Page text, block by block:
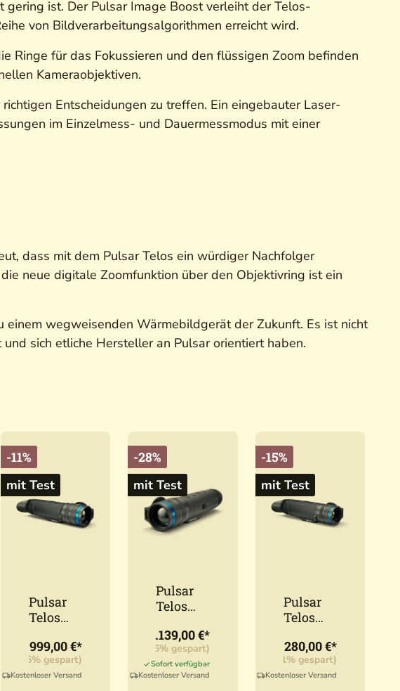
ist. Der Pulsar Image Boost verleiht der Telos-
von Bildverarbeitungsalgorithmen erreicht wird.
Ringe für das Fokussieren und den flüssigen Zoom befinden
Kameraobjektiven.
Entscheidungen zu treffen. Ein eingebauter Laser-
im Einzelmess- und Dauermessmodus mit einer
dass mit dem Pulsar Telos ein würdiger Nachfolger
neue digitale Zoomfunktion über den Objektivring ist ein
einem wegweisenden Wärmebildgerät der Zukunft. Es ist nicht
sich etliche Hersteller an Pulsar orientiert haben.
-11%
mit Test
Pulsar
Telos
1.999,00 €*
(11,16% gespart)
Kostenloser Versand
-28%
mit Test
Pulsar
Telos
2.139,00 €*
UVP:2.990,00 €* (28,46% gespart)
Sofort verfügbar
Kostenloser Versand
-15%
mit Test
Pulsar
Telos
1.280,00 €*
UVP:1.499,00 €* (14,61% gespart)
Kostenloser Versand